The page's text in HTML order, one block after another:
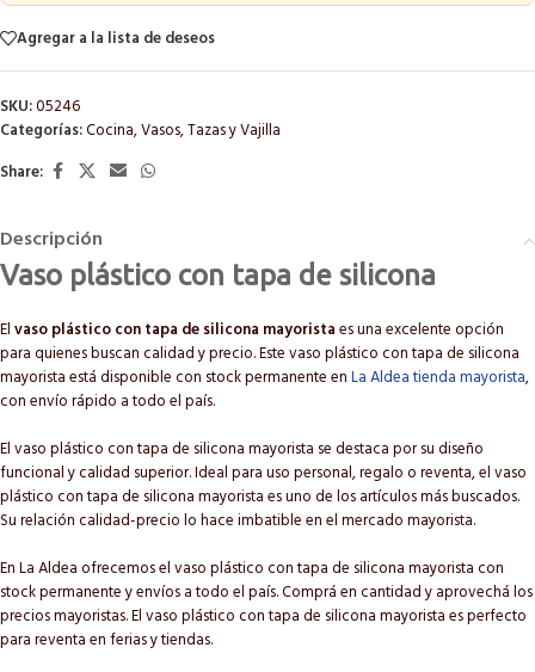
Agregar a la lista de deseos
SKU:05246
Categorías:Cocina,Vasos, Tazas y Vajilla
Share:
Descripción
Vaso plástico con tapa de silicona
Elvaso plástico con tapa de silicona mayoristaes una excelente opción
para quienes buscan calidad y precio. Este vaso plástico con tapa de silicona
mayorista está disponible con stock permanente enLa Aldea tienda mayorista,
con envío rápido a todo el país.
El vaso plástico con tapa de silicona mayorista se destaca por su diseño
funcional y calidad superior. Ideal para uso personal, regalo o reventa, el vaso
plástico con tapa de silicona mayorista es uno de los artículos más buscados.
Su relación calidad-precio lo hace imbatible en el mercado mayorista.
En La Aldea ofrecemos el vaso plástico con tapa de silicona mayorista con
stock permanente y envíos a todo el país. Comprá en cantidad y aprovechá los
precios mayoristas. El vaso plástico con tapa de silicona mayorista es perfecto
para reventa en ferias y tiendas.